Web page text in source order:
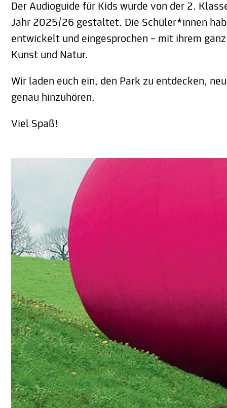
Der Audioguide für Kids wurde von der 2.
Jahr 2025/26 gestaltet. Die Schüler*innen
entwickelt und eingesprochen – mit ihrem
Kunst und Natur.
Wir laden euch ein, den Park zu entdecken,
genau hinzuhören.
Viel Spaß!